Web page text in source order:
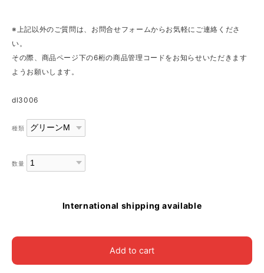
※上記以外のご質問は、お問合せフォームからお気軽にご連絡くださ
い。
その際、商品ページ下の6桁の商品管理コードをお知らせいただきます
ようお願いします。
dl3006
種類
数量
International shipping available
Add to cart